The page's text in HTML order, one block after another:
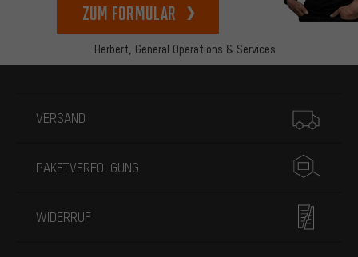
Herbert, General Operations & Services
zum Formular
VERSAND
PAKETVERFOLGUNG
WIDERRUF